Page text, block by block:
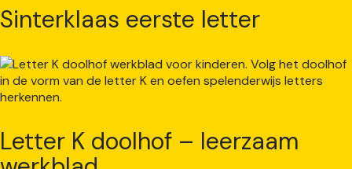
Sinterklaas eerste letter
Letter K doolhof – leerzaam